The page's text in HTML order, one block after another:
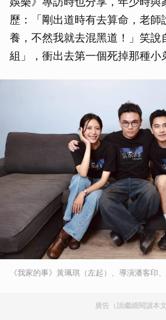
歷：「剛出道時有去算命，老師
養，不然我就去混黑道！」笑說
組」，衝出去第一個死掉那種小
《我家的事》黃珮琪（左起）、導演潘客印
廣告（請繼續閱讀本文